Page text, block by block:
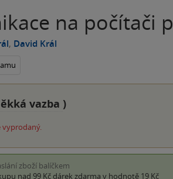
na počítači
, David Král
vazba )
vyprodaný.
zboží balíčkem
nad 99 Kč dárek zdarma v hodnotě 19 Kč